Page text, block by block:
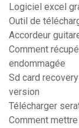
Logiciel excel
Outil de
Accordeur
Comment
endommagée
Sd card
version
Télécharger
Comment